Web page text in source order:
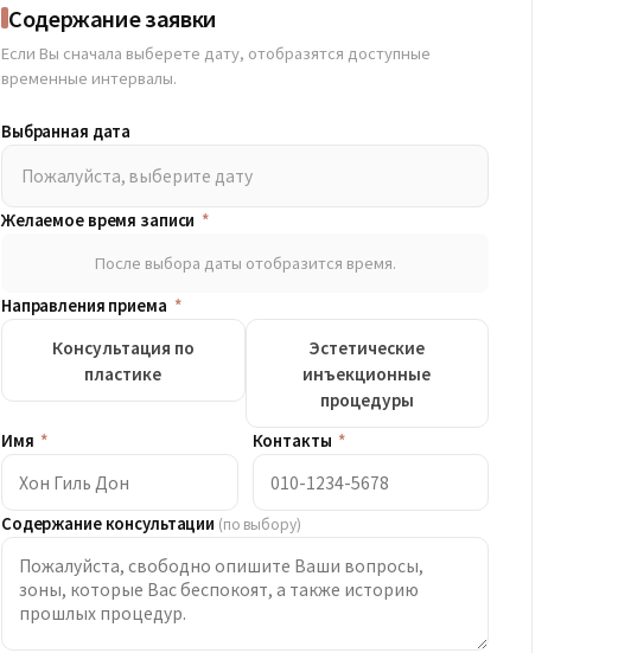
Содержание заявки
Если Вы сначала выберете дату, отобразятся доступные
временные интервалы.
Выбранная дата
Пожалуйста, выберите дату
Желаемое время записи *
После выбора даты отобразится время.
Направления приема *
Консультация по
пластике
Эстетические
инъекционные
процедуры
Имя * Контакты *
Содержание консультации (по выбору)